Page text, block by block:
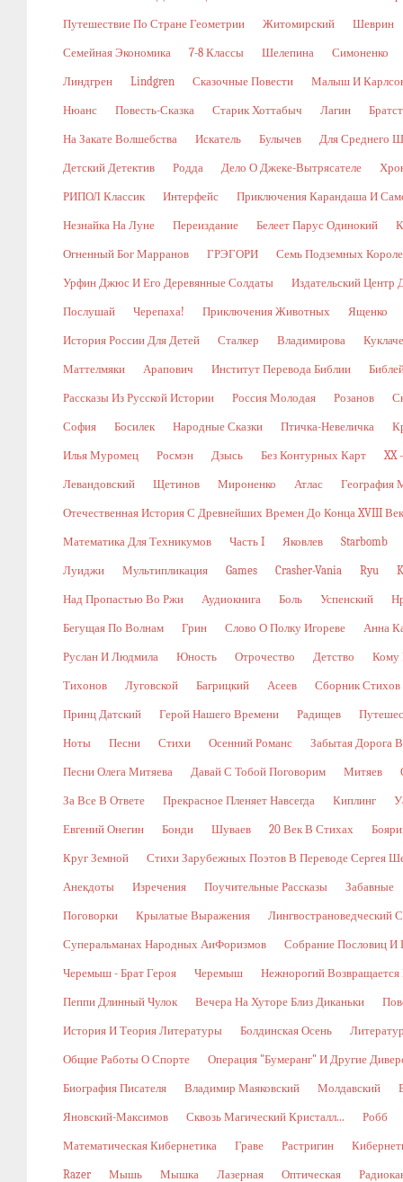
Путешествие По Стране Геометрии Житомирский Шеврин
Семейная Экономика 7-8 Классы Шелепина Симоненко
Линдгрен Lindgren Сказочные Повести Малыш И
Нюанс Повесть-Сказка Старик Хоттабыч Лагин
На Закате Волшебства Искатель Булычев Для Среднего
Детский Детектив Родда Дело О Джеке-Вытрясателе
РИПОЛ Классик Интерфейс Приключения Карандаша И
Незнайка На Луне Переиздание Белеет Парус Одинокий
Огненный Бог Марранов ГРЭГОРИ Семь Подземных
Урфин Джюс И Его Деревянные Солдаты Издательский Центр
Послушай Черепаха! Приключения Животных Ященко
История России Для Детей Сталкер Владимирова
Маттелмяки Арапович Институт Перевода Библии
Рассказы Из Русской Истории Россия Молодая Розанов
София Босилек Народные Сказки Птичка-Невеличка
Илья Муромец Росмэн Дзысь Без Контурных Карт XX
Левандовский Щетинов Мироненко Атлас География
Отечественная История С Древнейших Времен До Конца XVIII
Математика Для Техникумов Часть I Яковлев Starbomb
Луиджи Мультипликация Games Crasher-Vania Ryu
Над Пропастью Во Ржи Аудиокнига Боль Успенский
Бегущая По Волнам Грин Слово О Полку Игореве Анна
Руслан И Людмила Юность Отрочество Детство Кому
Тихонов Луговской Багрицкий Асеев Сборник Стихов
Принц Датский Герой Нашего Времени Радищев
Ноты Песни Стихи Осенний Романс Забытая Дорога
Песни Олега Митяева Давай С Тобой Поговорим Митяев
За Все В Ответе Прекрасное Пленяет Навсегда Киплинг
Евгений Онегин Бонди Шуваев 20 Век В Стихах
Круг Земной Стихи Зарубежных Поэтов В Переводе Сергея
Анекдоты Изречения Поучительные Рассказы Забавные
Поговорки Крылатые Выражения Лингвострановедческий
Суперальманах Народных АиФоризмов Собрание Пословиц И
Черемыш - Брат Героя Черемыш Нежнорогий
Пеппи Длинный Чулок Вечера На Хуторе Близ Диканьки
История И Теория Литературы Болдинская Осень
Общие Работы О Спорте Операция "Бумеранг" И Другие
Биография Писателя Владимир Маяковский Молдавский
Яновский-Максимов Сквозь Магический Кристалл... Робб
Математическая Кибернетика Граве Растригин
Razer Мышь Мышка Лазерная Оптическая